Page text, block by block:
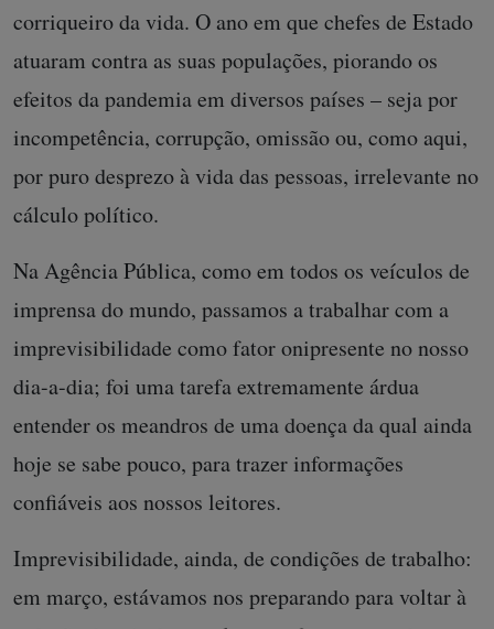
corriqueiro da vida. O ano em que chefes de Estado
atuaram contra as suas populações, piorando os
efeitos da pandemia em diversos países – seja por
incompetência, corrupção, omissão ou, como aqui,
por puro desprezo à vida das pessoas, irrelevante no
cálculo político.
Na Agência Pública, como em todos os veículos de
imprensa do mundo, passamos a trabalhar com a
imprevisibilidade como fator onipresente no nosso
dia-a-dia; foi uma tarefa extremamente árdua
entender os meandros de uma doença da qual ainda
hoje se sabe pouco, para trazer informações
confiáveis aos nossos leitores.
Imprevisibilidade, ainda, de condições de trabalho:
em março, estávamos nos preparando para voltar à